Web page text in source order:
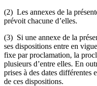
(2) Les annexes de la
prévoit chacune d’elles.
(3) Si une annexe de la
ses dispositions entre en
fixe par proclamation, la
plusieurs d’entre elles. En
prises à des dates différentes
de ces dispositions.